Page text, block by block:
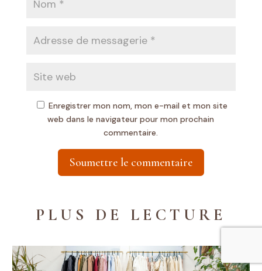
Enregistrer mon nom, mon e-mail et mon site
web dans le navigateur pour mon prochain
commentaire.
Soumettre le commentaire
PLUS DE LECTURE